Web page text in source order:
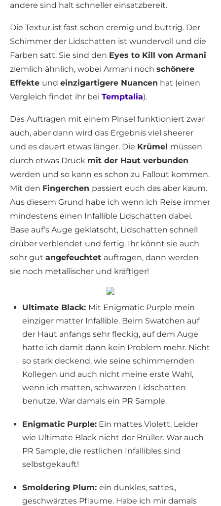
andere sind halt schneller einsatzbereit.
Die Textur ist fast schon cremig und buttrig. Der
Schimmer der Lidschatten ist wundervoll und die
Farben satt. Sie sind den Eyes to Kill von Armani
ziemlich ähnlich, wobei Armani noch schönere
Effekte und einzigartigere Nuancen hat (einen
Vergleich findet ihr bei Temptalia).
Das Auftragen mit einem Pinsel funktioniert zwar
auch, aber dann wird das Ergebnis viel sheerer
und es dauert etwas länger. Die Krümel müssen
durch etwas Druck mit der Haut verbunden
werden und so kann es schon zu Fallout kommen.
Mit den Fingerchen passiert euch das aber kaum.
Aus diesem Grund habe ich wenn ich Reise immer
mindestens einen Infallible Lidschatten dabei.
Base auf’s Auge geklatscht, Lidschatten schnell
drüber verblendet und fertig. Ihr könnt sie auch
sehr gut angefeuchtet auftragen, dann werden
sie noch metallischer und kräftiger!
Ultimate Black: Mit Enigmatic Purple mein
einziger matter Infallible. Beim Swatchen auf
der Haut anfangs sehr fleckig, auf dem Auge
hatte ich damit dann kein Problem mehr. Nicht
so stark deckend, wie seine schimmernden
Kollegen und auch nicht meine erste Wahl,
wenn ich matten, schwarzen Lidschatten
benutze. War damals ein PR Sample.
Enigmatic Purple: Ein mattes Violett. Leider
wie Ultimate Black nicht der Brüller. War auch
PR Sample, die restlichen Infallibles sind
selbstgekauft!
Smoldering Plum: ein dunkles, sattes,,
geschwärztes Pflaume. Habe ich mir damals